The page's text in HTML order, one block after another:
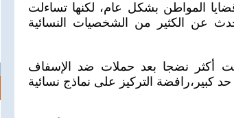
قضايا المواطن بشكل عام، لكنها تساءلت
عن الكثير من الشخصيات النسائية
أكثر نضجا بعد حملات ضد الإسفاف
كبير،رافضة التركيز على نماذج نسائية
مصر تحارب الاهارب